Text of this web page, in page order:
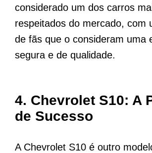
considerado um dos carros
respeitados do mercado, com
de fãs que o consideram uma
segura e de qualidade.
4. Chevrolet S10: A
de Sucesso
A Chevrolet S10 é outro